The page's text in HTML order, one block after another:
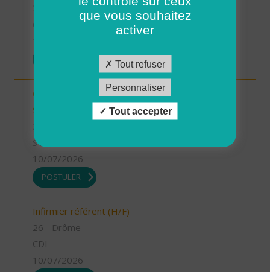
35 - Ille-et-Vilaine
Chargé.e de mission Qualité et développement -
Stage (H/F)
STAGE
10/07/2026
POSTULER
Infirmier référent (H/F)
26 - Drôme
CDI
10/07/2026
que vous souhaitez
activer
Tout refuser
Personnaliser
Tout accepter